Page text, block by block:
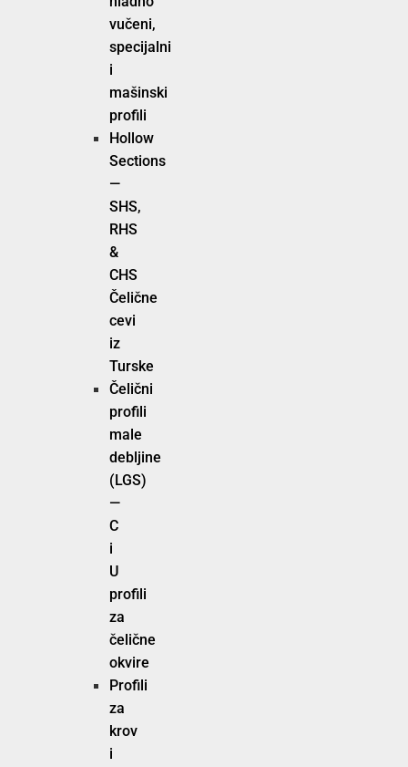
vučeni,
specijalni
i
mašinski
profili
Hollow
Sections
—
SHS,
RHS
&
CHS
Čelične
cevi
iz
Turske
Čelični
profili
male
debljine
(LGS)
—
C
i
U
profili
za
čelične
okvire
Profili
za
krov
i